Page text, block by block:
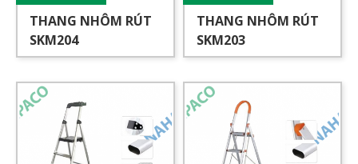
THANG NHÔM RÚT
SKM204
THANG NHÔM RÚT
SKM203